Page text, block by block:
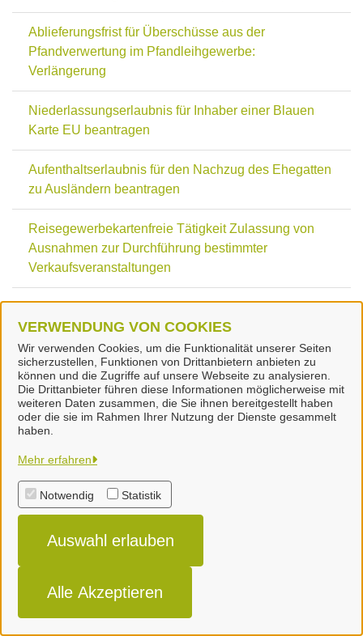
VERWENDUNG VON COOKIES
Wir verwenden Cookies, um die Funktionalität unserer Seiten
sicherzustellen, Funktionen von Drittanbietern anbieten zu
können und die Zugriffe auf unsere Webseite zu analysieren.
Die Drittanbieter führen diese Informationen möglicherweise mit
weiteren Daten zusammen, die Sie ihnen bereitgestellt haben
oder die sie im Rahmen Ihrer Nutzung der Dienste gesammelt
haben.
Mehr erfahren
Notwendig Statistik
Auswahl erlauben
Alle Akzeptieren
Ablieferungsfrist für Überschüsse aus der
Pfandverwertung im Pfandleihgewerbe:
Verlängerung
Niederlassungserlaubnis für Inhaber einer Blauen
Karte EU beantragen
Aufenthaltserlaubnis für den Nachzug des Ehegatten
zu Ausländern beantragen
Reisegewerbekartenfreie Tätigkeit Zulassung von
Ausnahmen zur Durchführung bestimmter
Verkaufsveranstaltungen
Aufenthaltserlaubnis für Kinder, die in Deutschland
geboren wurden, beantragen
Stellvertretungserlaubnis für ein
Prostitutionsgewerbe Erlaubnis
Prostitutionstätigkeit Anmeldung Verlängerung
Aufenthaltserlaubnis zur Teilnahme am
Bundesfreiwilligendienst beantragen
drittstaatsangehörige Familienangehörige von EU-/
EWR-Bürgern (außer Deutschland) einreichen
Erlaubnis zum Erwerb und Besitz von Waffen und
Munition Erteilung Waffenbesitzkarte für jagdliche